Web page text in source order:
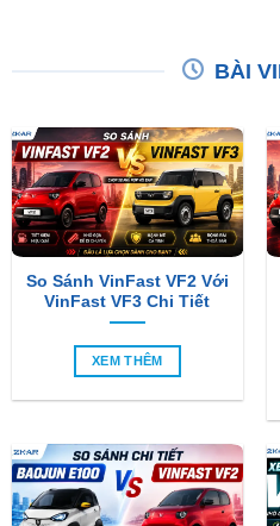
So Sánh VinFast VF2 Với
VinFast VF3 Chi Tiết
XEM THÊM